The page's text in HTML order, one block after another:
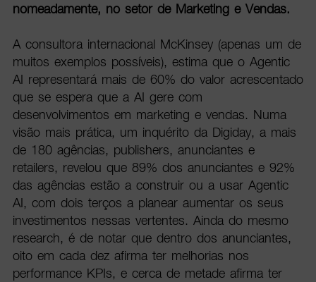
nomeadamente, no setor de Marketing e Vendas.
A consultora internacional McKinsey (apenas um de
muitos exemplos possíveis), estima que o Agentic
AI representará mais de 60% do valor acrescentado
que se espera que a AI gere com
desenvolvimentos em marketing e vendas. Numa
visão mais prática, um inquérito da Digiday, a mais
de 180 agências, publishers, anunciantes e
retailers, revelou que 89% dos anunciantes e 92%
das agências estão a construir ou a usar Agentic
AI, com dois terços a planear aumentar os seus
investimentos nessas vertentes. Ainda do mesmo
research, é de notar que dentro dos anunciantes,
oito em cada dez afirma ter melhorias nos
performance KPIs, e cerca de metade afirma ter